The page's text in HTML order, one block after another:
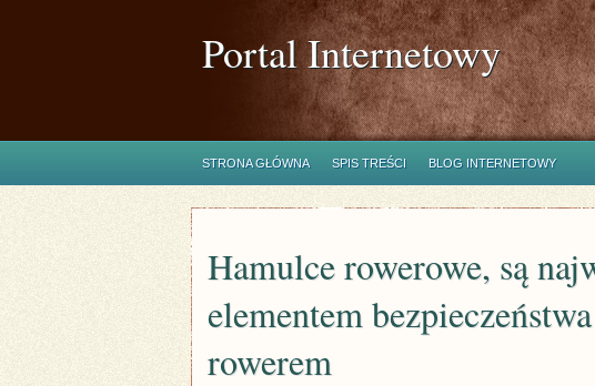
Portal Internetowy
STRONA GŁÓWNA SPIS TREŚCI BLOG INTERNETOWY
Hamulce rowerowe, są
elementem
rowerem